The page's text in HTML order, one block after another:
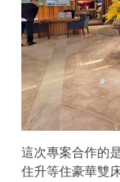
這次專案合作的
住升等住豪華雙